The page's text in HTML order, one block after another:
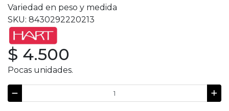
Variedad en peso y medida
SKU: 8430292220213
$ 4.500
Pocas unidades.